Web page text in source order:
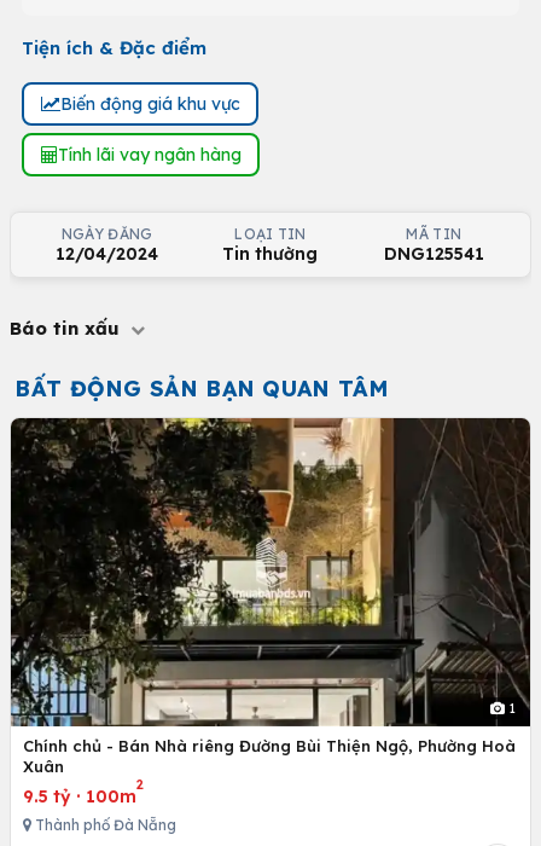
Tiện ích & Đặc điểm
Biến động giá khu vực
Tính lãi vay ngân hàng
NGÀY ĐĂNG
12/04/2024
LOẠI TIN
Tin thường
MÃ TIN
DNG125541
Báo tin xấu
BẤT ĐỘNG SẢN BẠN QUAN TÂM
1
Chính chủ - Bán Nhà riêng Đường Bùi Thiện Ngộ, Phường Hoà
Xuân
9.5 tỷ · 100m
2
Thành phố Đà Nẵng